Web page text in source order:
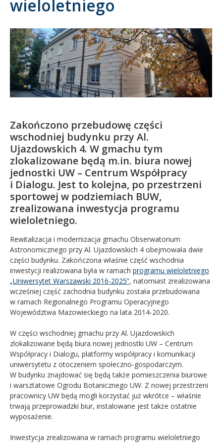
Absolwent
wieloletniego
Zakończono przebudowę części
wschodniej budynku przy Al.
Ujazdowskich 4. W gmachu tym
zlokalizowane będą m.in. biura nowej
jednostki UW – Centrum Współpracy
i Dialogu. Jest to kolejna, po przestrzeni
sportowej w podziemiach BUW,
zrealizowana inwestycja programu
wieloletniego.
Rewitalizacja i modernizacja gmachu Obserwatorium
Astronomicznego przy Al. Ujazdowskich 4 obejmowała dwie
części budynku. Zakończona właśnie część wschodnia
inwestycji realizowana była w ramach programu wieloletniego
„Uniwersytet Warszawski 2016-2025”, natomiast zrealizowana
wcześniej część zachodnia budynku została przebudowana
w ramach Regionalnego Programu Operacyjnego
Województwa Mazowieckiego na lata 2014-2020.
W części wschodniej gmachu przy Al. Ujazdowskich
zlokalizowane będą biura nowej jednostki UW – Centrum
Współpracy i Dialogu, platformy współpracy i komunikacji
uniwersytetu z otoczeniem społeczno-gospodarczym.
W budynku znajdować się będą także pomieszczenia biurowe
i warsztatowe Ogrodu Botanicznego UW. Z nowej przestrzeni
pracownicy UW będą mogli korzystać już wkrótce – właśnie
trwają przeprowadzki biur, instalowane jest także ostatnie
wyposażenie.
Inwestycja zrealizowana w ramach programu wieloletniego